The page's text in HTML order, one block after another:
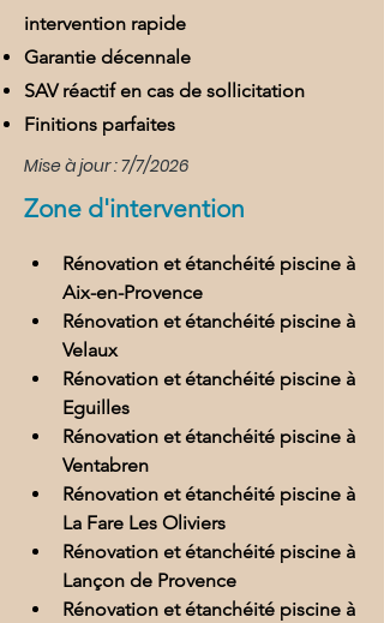
intervention rapide
Garantie décennale
SAV réactif en cas de sollicitation
Finitions parfaites
Mise à jour : 7/7/2026
Zone d'intervention
Rénovation et étanchéité piscine à
Aix-en-Provence
Rénovation et étanchéité piscine à
Velaux
Rénovation et étanchéité piscine à
Eguilles
Rénovation et étanchéité piscine à
Ventabren
Rénovation et étanchéité piscine à
La Fare Les Oliviers
Rénovation et étanchéité piscine à
Lançon de Provence
Rénovation et étanchéité piscine à